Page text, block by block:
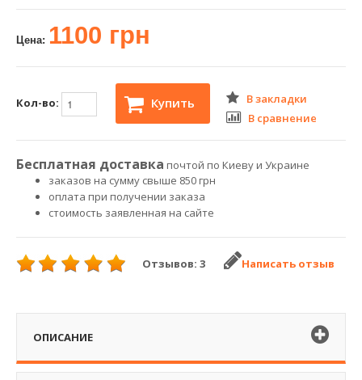
Цена: 1100 грн
Кол-во: Купить
В закладки
В сравнение
Бесплатная доставка почтой по Киеву и Украине
заказов на сумму свыше 850 грн
оплата при получении заказа
стоимость заявленная на сайте
Отзывов: 3 Написать отзыв
ОПИСАНИЕ